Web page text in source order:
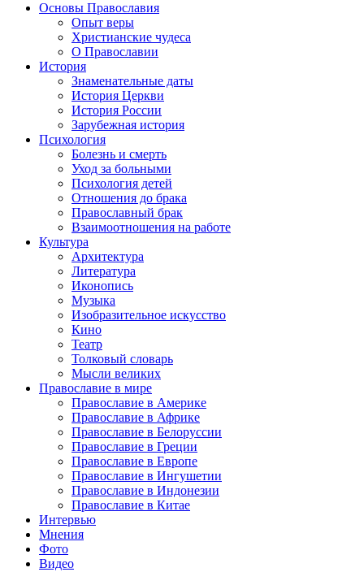
Основы Православия
Опыт веры
Христианские чудеса
О Православии
История
Знаменательные даты
История Церкви
История России
Зарубежная история
Психология
Болезнь и смерть
Уход за больными
Психология детей
Отношения до брака
Православный брак
Взаимоотношения на работе
Культура
Архитектура
Литература
Иконопись
Музыка
Изобразительное искусство
Кино
Театр
Толковый словарь
Мысли великих
Православие в мире
Православие в Америке
Православие в Африке
Православие в Белоруссии
Православие в Греции
Православие в Европе
Православие в Ингушетии
Православие в Индонезии
Православие в Китае
Интервью
Мнения
Фото
Видео